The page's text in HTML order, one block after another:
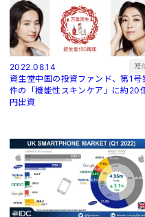
2022.08.14 短
資生堂中国の投資ファンド、第1号
件の「機能性スキンケア」に約20
円出資